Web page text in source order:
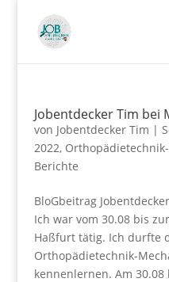
Jobentdecker Tim bei
von Jobentdecker Tim |
2022,
Berichte
BloGbeitrag
Ich war vom 30.08 bis
Haßfurt tätig. Ich durfte
Orthopädietechnik-
kennenlernen. Am